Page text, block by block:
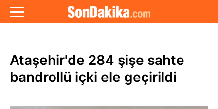
Ataşehir'de 284 şişe sahte
bandrollü içki ele geçirildi